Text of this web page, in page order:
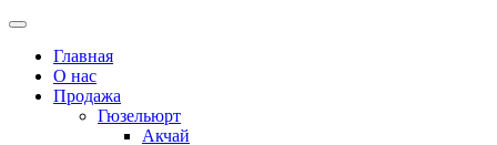
Главная
О нас
Продажа
Гюзельюрт
Акчай